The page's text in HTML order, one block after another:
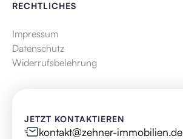
RECHTLICHES
Impressum
Datenschutz
Widerrufsbelehrung
JETZT KONTAKTIEREN
kontakt@zehner-immobilien.de